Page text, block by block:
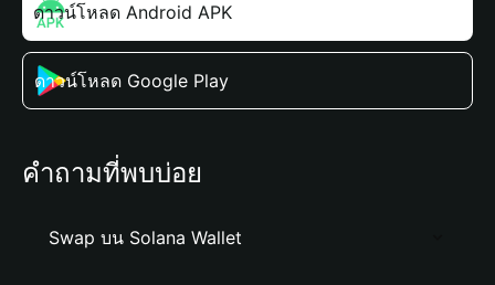
ดาวน์โหลด Android APK
ดาวน์โหลด Google Play
คำถามที่พบบ่อย
Swap บน Solana Wallet